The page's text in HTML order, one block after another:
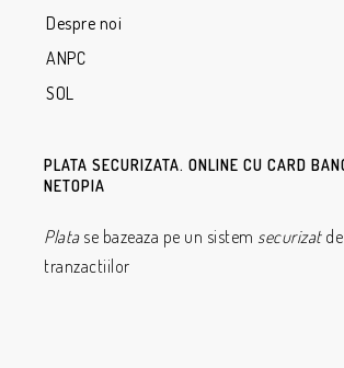
Despre noi
ANPC
SOL
PLATA SECURIZATA. ONLINE CU CARD
NETOPIA
Platase bazeaza pe un sistem securizatde
tranzactiilor